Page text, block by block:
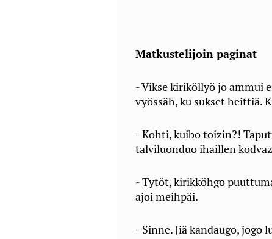
Matkustelijoin paginat
- Vikse kiriköllyö jo ammui
vyössäh, ku sukset heittiä.
- Kohti, kuibo toizin?!
talviluonduo ihaillen
- Tytöt, kirikköhgo
ajoi meihpäi.
- Sinne. Jiä kandaugo, jogo